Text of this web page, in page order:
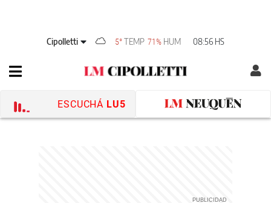
Cipolletti 5° TEMP 71% HUM 08:56 HS
ESCUCHÁ LU5